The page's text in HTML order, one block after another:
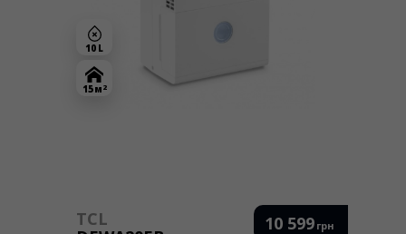
10 L
15 м 2
10 599 грн
TCL